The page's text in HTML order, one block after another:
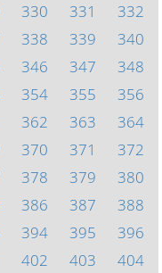
330 331
332
338 339
340
346 347
348
354 355
356
362 363
364
370 371
372
378 379
380
386 387
388
394 395
396
402 403 404